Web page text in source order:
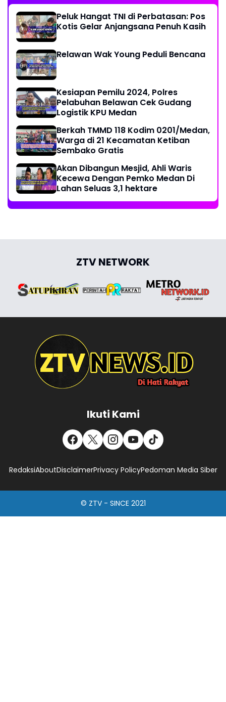
Peluk Hangat TNI di Perbatasan: Pos
Kotis Gelar Anjangsana Penuh Kasih
Relawan Wak Young Peduli Bencana
Kesiapan Pemilu 2024, Polres
Pelabuhan Belawan Cek Gudang
Logistik KPU Medan
Berkah TMMD 118 Kodim 0201/Medan,
Warga di 21 Kecamatan Ketiban
Sembako Gratis
Akan Dibangun Mesjid, Ahli Waris
Kecewa Dengan Pemko Medan Di
Lahan Seluas 3,1 hektare
ZTV NETWORK
Ikuti Kami
RedaksiAboutDisclaimerPrivacy PolicyPedoman Media Siber
© ZTV - SINCE 2021